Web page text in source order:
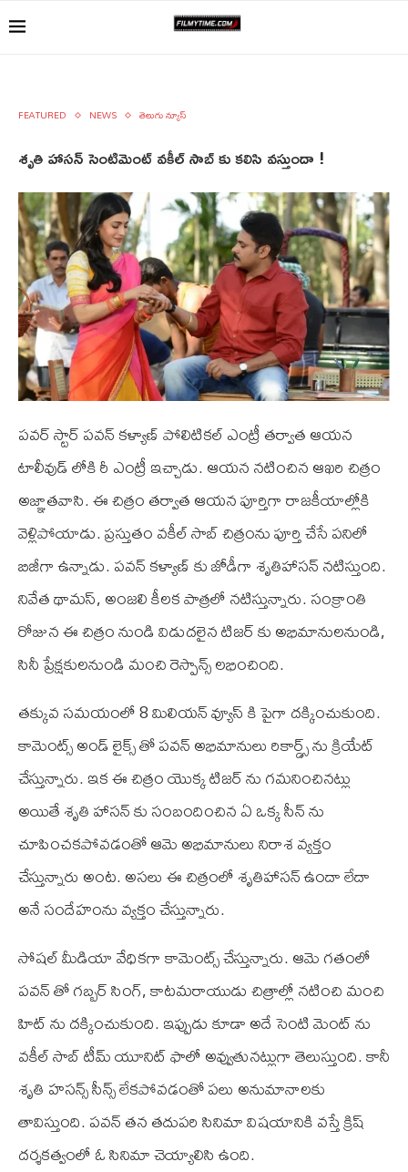
FEATURED NEWS తెలుగు న్యూస్
శృతి హాసన్ సెంటిమెంట్ వకీల్ సాబ్ కు కలిసి వస్తుందా !
పవర్ స్టార్ పవన్ కళ్యాణ్ పోలిటికల్ ఎంట్రీ తర్వాత ఆయన
టాలీవుడ్ లోకి రీ ఎంట్రీ ఇచ్చాడు. ఆయన నటించిన ఆఖరి చిత్రం
అజ్ఞాతవాసి. ఈ చిత్రం తర్వాత ఆయన పూర్తిగా రాజకీయాల్లోకి
వెళ్లిపోయాడు. ప్రస్తుతం వకీల్ సాబ్ చిత్రంను పూర్తి చేసే పనిలో
బిజీగా ఉన్నాడు. పవన్ కళ్యాణ్ కు జోడీగా శృతిహాసన్ నటిస్తుంది.
నివేత థామస్, అంజలి కీలక పాత్రలో నటిస్తున్నారు. సంక్రాంతి
రోజున ఈ చిత్రం నుండి విడుదలైన టిజర్ కు అభిమానులనుండి,
సినీ ప్రేక్షకులనుండి మంచి రెస్పాన్స్ లభించింది.
తక్కువ సమయంలో 8 మిలియన్ వ్యూస్ కి పైగా దక్కించుకుంది.
కామెంట్స్ అండ్ లైక్స్ తో పవన్ అభిమానులు రికార్డ్స్ ను క్రియేట్
చేస్తున్నారు. ఇక ఈ చిత్రం యొక్క టిజర్ ను గమనించినట్లు
అయితే శృతి హాసన్ కు సంబందించిన ఏ ఒక్క సీన్ ను
చూపించకపోవడంతో ఆమె అభిమానులు నిరాశ వ్యక్తం
చేస్తున్నారు అంట. అసలు ఈ చిత్రంలో శృతిహాసన్ ఉందా లేదా
అనే సందేహంను వ్యక్తం చేస్తున్నారు.
సోషల్ మీడియా వేధికగా కామెంట్స్ చేస్తున్నారు. ఆమె గతంలో
పవన్ తో గబ్బర్ సింగ్, కాటమరాయుడు చిత్రాల్లో నటించి మంచి
హిట్ ను దక్కించుకుంది. ఇప్పుడు కూడా అదే సెంటి మెంట్ ను
వకీల్ సాబ్ టీమ్ యూనిట్ ఫాలో అవ్వుతునట్లుగా తెలుస్తుంది. కానీ
శృతి హసన్స్ సీన్స్ లేకపోవడంతో పలు అనుమానాలకు
తావిస్తుంది. పవన్ తన తదుపరి సినిమా విషయానికి వస్తే క్రిష్
దర్శకత్వంలో ఓ సినిమా చెయ్యాలిసి ఉంది.